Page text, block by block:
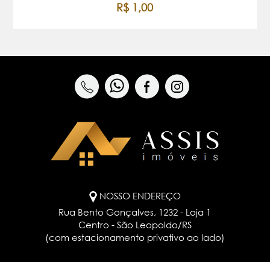
R$ 1,00
NOSSO ENDEREÇO
Rua Bento Gonçalves, 1232 - Loja 1
Centro - São Leopoldo/RS
(com estacionamento privativo ao lado)